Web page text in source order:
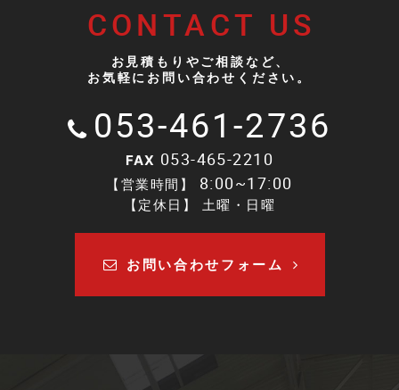
CONTACT US
お見積もりやご相談など、
お気軽にお問い合わせください。
053-461-2736
FAX 053-465-2210
【営業時間】 8:00~17:00
【定休日】 土曜・日曜
お問い合わせフォーム